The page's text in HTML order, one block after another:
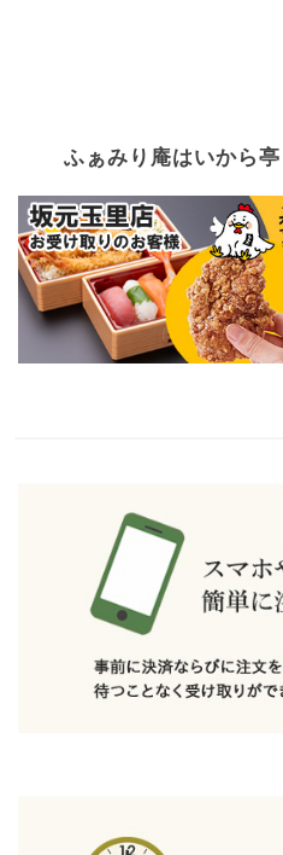
ふぁみり庵はいから